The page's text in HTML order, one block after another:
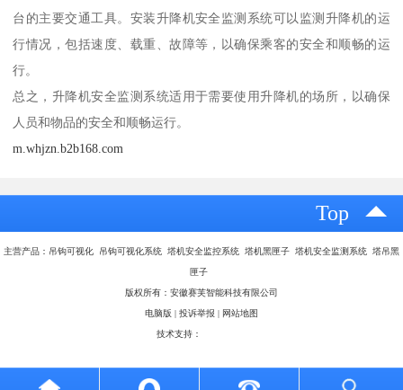
台的主要交通工具。安装升降机安全监测系统可以监测升降机的运
行情况，包括速度、载重、故障等，以确保乘客的安全和顺畅的运
行。
总之，升降机安全监测系统适用于需要使用升降机的场所，以确保
人员和物品的安全和顺畅运行。
m.whjzn.b2b168.com
Top
主营产品：吊钩可视化 吊钩可视化系统 塔机安全监控系统 塔机黑匣子 塔机安全监测系统 塔吊黑
匣子
版权所有：安徽赛芙智能科技有限公司
电脑版 投诉举报 网站地图
技术支持：